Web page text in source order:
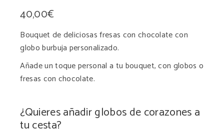
40,00€
Bouquet de deliciosas fresas con chocolate con
globo burbuja personalizado.
Añade un toque personal a tu bouquet, con globos o
fresas con chocolate.
¿Quieres añadir globos de corazones a
tu cesta?